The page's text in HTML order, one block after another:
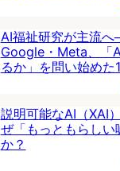
AI福祉研究が主流
Google・Meta、「
るか」を問い始めた
説明可能なAI（XAI
ぜ「もっともらしい
か？